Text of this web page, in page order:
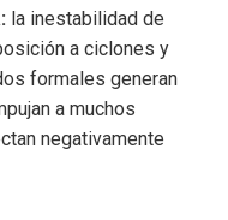
la inestabilidad de
a ciclones y
formales generan
a muchos
negativamente